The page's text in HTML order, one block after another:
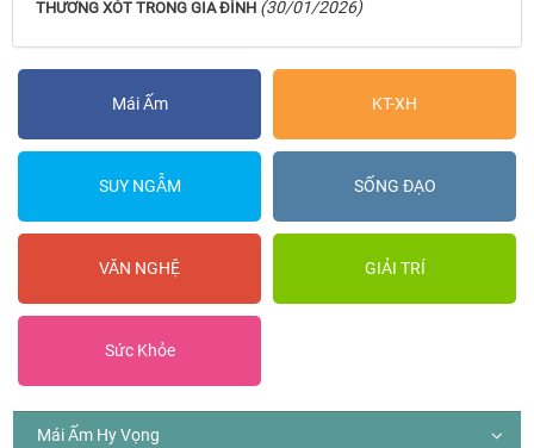
THƯƠNG XÓT TRONG GIA ĐÌNH (30/01/2026)
Mái Ấm KT-XH
SUY NGẪM SỐNG ĐẠO
VĂN NGHỆ GIẢI TRÍ
Sức Khỏe
Mái Ấm Hy Vọng